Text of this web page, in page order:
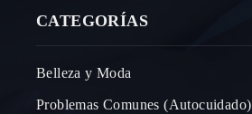
CATEGORÍAS
Belleza y Moda
Problemas Comunes (Autocuidado)